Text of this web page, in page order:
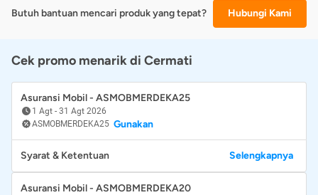
Butuh bantuan mencari produk yang tepat? Hubungi Kami
Cek promo menarik di Cermati
Asuransi Mobil - ASMOBMERDEKA25
1 Agt - 31 Agt 2026
ASMOBMERDEKA25 Gunakan
Syarat & Ketentuan Selengkapnya
Asuransi Mobil - ASMOBMERDEKA20